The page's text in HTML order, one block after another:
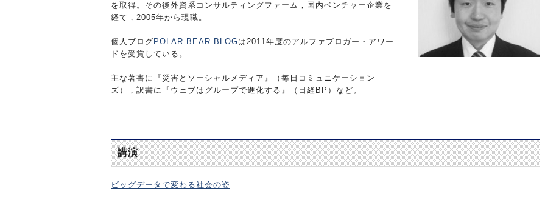
を取得。その後外資系コンサルティングファーム，国内ベンチャー企業を
経て，2005年から現職。
個人ブログ POLAR BEAR BLOGは2011年度のアルファブロガー・アワー
ドを受賞している。
主な著書に『災害とソーシャルメディア』（毎日コミュニケーション
ズ），訳書に『ウェブはグループで進化する』（日経BP）など。
講演
ビッグデータで変わる社会の姿